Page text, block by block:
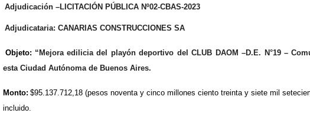
p
l
Adjudicación–LICITACIÓN PÚBLICA Nº02-CBAS-2023
Adjudicataria: CANARIAS CONSTRUCCIONES SA
Objeto: “ Mejora edilicia del playón deportivo del CLUB DAOM –D.E. N°19 –
esta Ciudad Autónoma de Buenos Aires.
Monto: $95.137.712,18 (pesos noventa y cinco millones ciento treinta y siete mil
incluido.